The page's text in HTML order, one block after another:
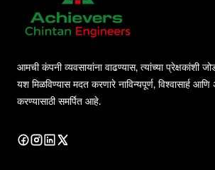
आमची कंपनी व्यवसायांना वाढण्यास, त्यांच्या प्रेक्षकांशी
यश मिळविण्यास मदत करणारे नाविन्यपूर्ण, विश्वासार्ह
करण्यासाठी समर्पित आहे.